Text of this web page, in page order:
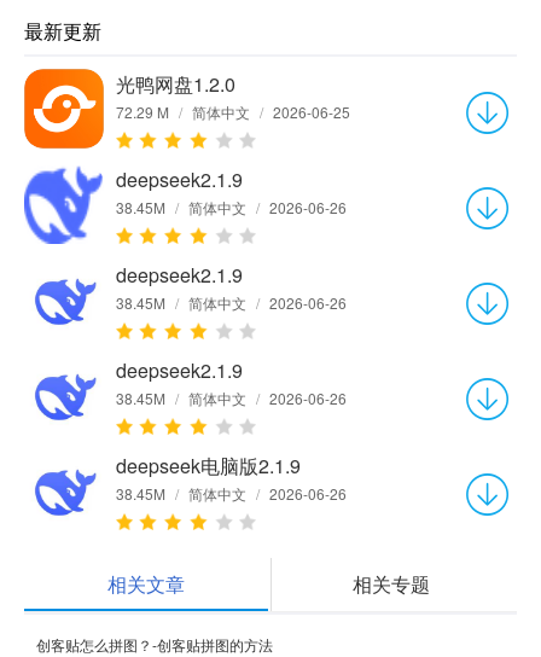
最新更新
光鸭网盘1.2.0
72.29 M / 简体中文 / 2026-06-25
deepseek2.1.9
38.45M / 简体中文 / 2026-06-26
deepseek2.1.9
38.45M / 简体中文 / 2026-06-26
deepseek2.1.9
38.45M / 简体中文 / 2026-06-26
deepseek电脑版2.1.9
38.45M / 简体中文 / 2026-06-26
相关文章 相关专题
创客贴怎么拼图？-创客贴拼图的方法